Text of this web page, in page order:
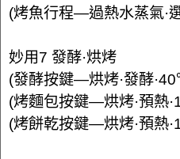
(烤魚行程—過熱水蒸氣·
妙用7 發酵·烘烤
(發酵按鍵—烘烤·發酵
(烤麵包按鍵—烘烤·預熱
(烤餅乾按鍵—烘烤·預熱